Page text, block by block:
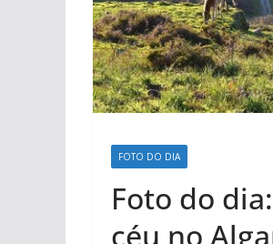
FOTO DO DIA
Foto do
céu no